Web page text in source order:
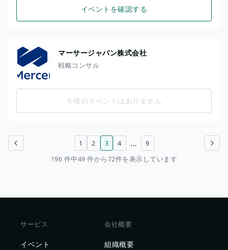
イベントを確認する
マーサージャパン株式会社
戦略コンサル
今後のイベントはありません
前のページ 次のページ
1 2 3 4 …
9
196 件中49 件から72件を表示しています
サービス
イベント
会社概要
組織概要